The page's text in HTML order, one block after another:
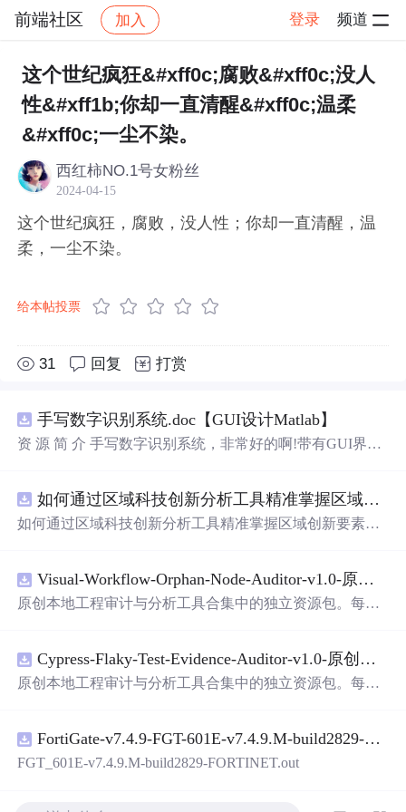
前端社区 加入 登录 频道
社区 前端社区 感慨 帖子详情
这个世纪疯狂&#xff0c;腐败&#xff0c;没人
性&#xff1b;你却一直清醒&#xff0c;温柔
&#xff0c;一尘不染。
西红柿NO.1号女粉丝
2024-04-15
这个世纪疯狂，腐败，没人性；你却一直清醒，温
柔，一尘不染。
给本帖投票
31 回复 打赏
手写数字识别系统.doc【GUI设计Matlab】
资 源 简 介 手写数字识别系统，非常好的啊!带有GUI界
带有直观的图形用户界面（GUI），非常容易使用。你只
需要将手写数字输入系统，它将立即给出准确的识别结
是一个非常方便和实用的工具，你一定会喜欢它的！
如何通过区域科技创新分析工具精准掌握区域创新要素分布与产业链融合现状？.docx
如何通过区域科技创新分析工具精准掌握区域创新要素分
Visual-Workflow-Orphan-Node-Auditor-v1.0-原创源码与文档.zip
原创本地工程审计与分析工具合集中的独立资源包。每个
README、运行说明、功能清单、MIT License及原创与授
权声明。解压后进入project目录，执行npm test验证算法，
目源码、Logo、官方截图、论文、生产日志或其他受限素
材。适合前端开发、AI应用工程、测试审计和课程实践。
Cypress-Flaky-Test-Evidence-Auditor-v1.0-原创源码与文档.zip
原创本地工程审计与分析工具合集中的独立资源包。每个
README、运行说明、功能清单、MIT License及原创与授
权声明。解压后进入project目录，执行npm test验证算法，
FortiGate-v7.4.9-FGT-601E-v7.4.9.M-build2829-FORTINET.out
FGT_601E-v7.4.9.M-build2829-FORTINET.out